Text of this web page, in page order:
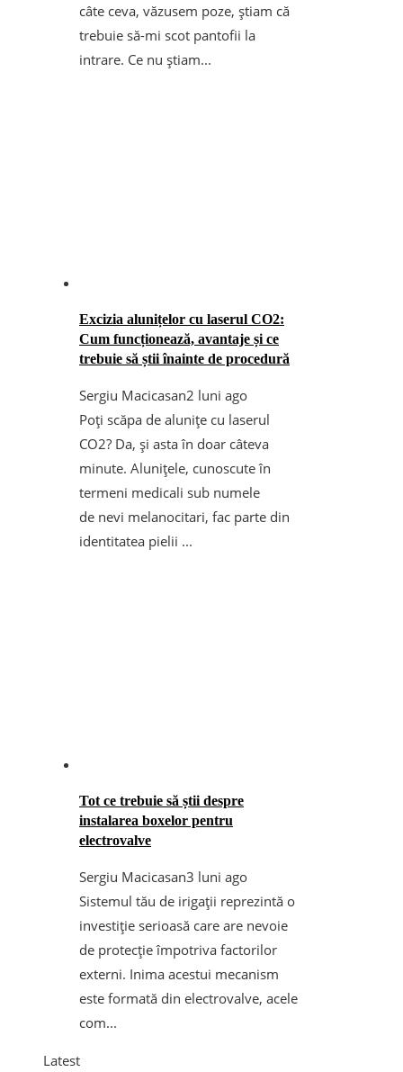
câte ceva, văzusem poze, știam că
trebuie să-mi scot pantofii la
intrare. Ce nu știam...
Excizia alunițelor cu laserul CO2:
Cum funcționează, avantaje și ce
trebuie să știi înainte de procedură
Sergiu Macicasan2 luni ago
Poți scăpa de alunițe cu laserul
CO2? Da, și asta în doar câteva
minute. Alunițele, cunoscute în
termeni medicali sub numele
de nevi melanocitari, fac parte din
identitatea pielii ...
Tot ce trebuie să știi despre
instalarea boxelor pentru
electrovalve
Sergiu Macicasan3 luni ago
Sistemul tău de irigații reprezintă o
investiție serioasă care are nevoie
de protecție împotriva factorilor
externi. Inima acestui mecanism
este formată din electrovalve, acele
com...
Latest